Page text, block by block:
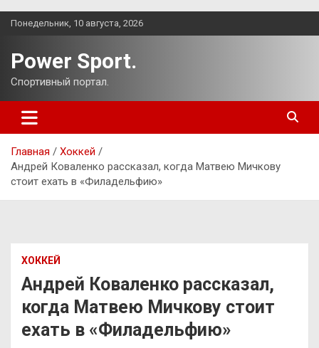
Перейти
Понедельник, 10 августа, 2026
Power Sport.
Спортивный портал.
Главная
Хоккей
Андрей Коваленко рассказал, когда Матвею Мичкову
стоит ехать в «Филадельфию»
ХОККЕЙ
Андрей Коваленко рассказал,
когда Матвею Мичкову стоит
ехать в «Филадельфию»